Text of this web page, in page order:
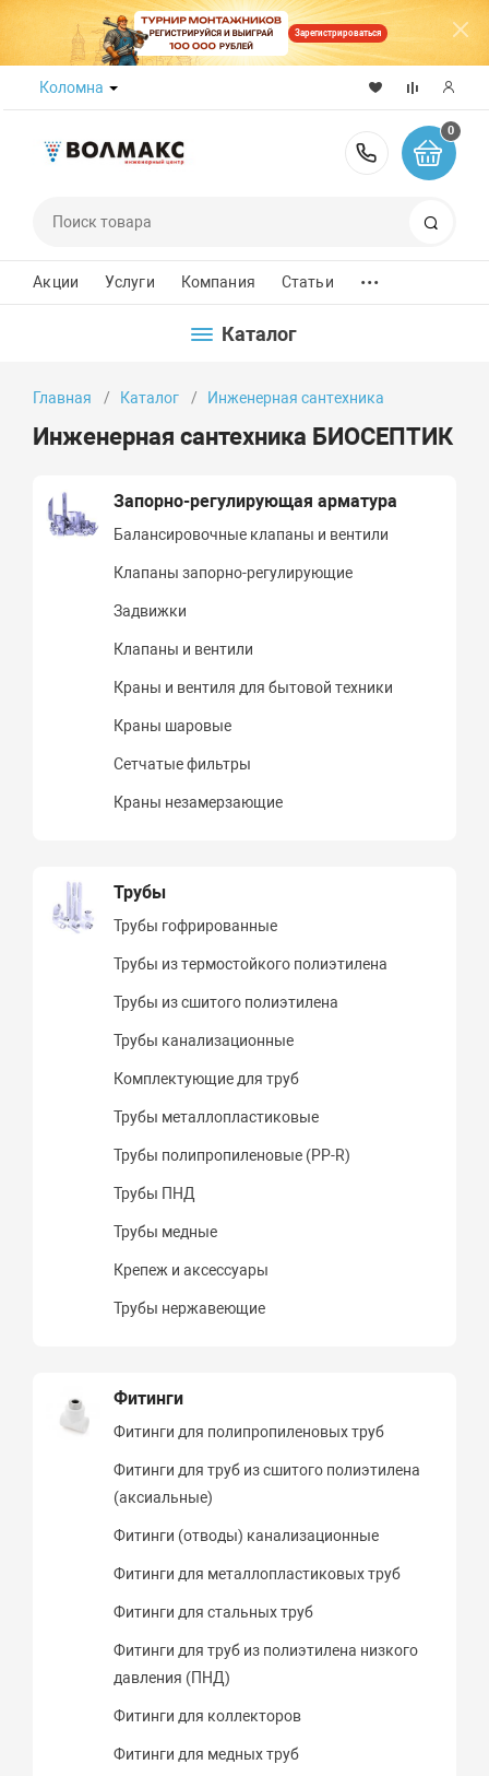
Зарегистрироваться
Коломна
8 (800)
0
Акции Услуги Компания Статьи ...
Каталог
Главная Каталог Инженерная сантехника
Инженерная сантехника БИОСЕПТИК
Запорно-регулирующая арматура
Балансировочные клапаны и вентили
Клапаны запорно-регулирующие
Задвижки
Клапаны и вентили
Краны и вентиля для бытовой техники
Краны шаровые
Сетчатые фильтры
Краны незамерзающие
Трубы
Трубы гофрированные
Трубы из термостойкого полиэтилена
Трубы из сшитого полиэтилена
Трубы канализационные
Комплектующие для труб
Трубы металлопластиковые
Трубы полипропиленовые (PP-R)
Трубы ПНД
Трубы медные
Крепеж и аксессуары
Трубы нержавеющие
Фитинги
Фитинги для полипропиленовых труб
Фитинги для труб из сшитого полиэтилена
(аксиальные)
Фитинги (отводы) канализационные
Фитинги для металлопластиковых труб
Фитинги для стальных труб
Фитинги для труб из полиэтилена низкого
давления (ПНД)
Фитинги для коллекторов
Фитинги для медных труб